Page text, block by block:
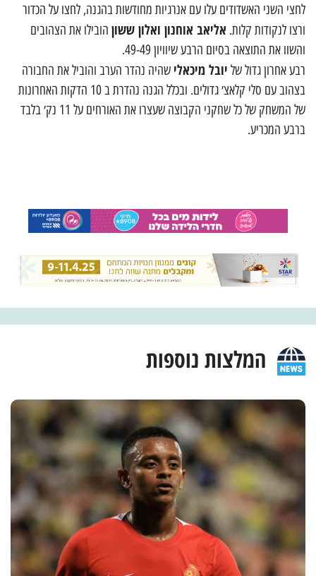
לחצי השני האשדודים עלו עם אנרגיות מחודשות בהגנה, לחצו על הכדור
ורצו לנקודות קלות. אליאב אוחנון ואלון ששון הובילו את הצהובים
והשוו את התוצאה בסיום הרבע שיוויון 49-49.
רבע אחרון גדול של יובל מיכאלי שהיה נהדר הערב והוביל את החבורה
בצהוב עם סלי קלאצ׳ גדולים. ובכלל הגנה נהדרת ב 10 הדקות האחרונות
של המשחק של כל שחקני הקבוצה שעצרו את האורחים על 11 נק׳ בלבד
ברבע המכריע.
המלצות נוספות